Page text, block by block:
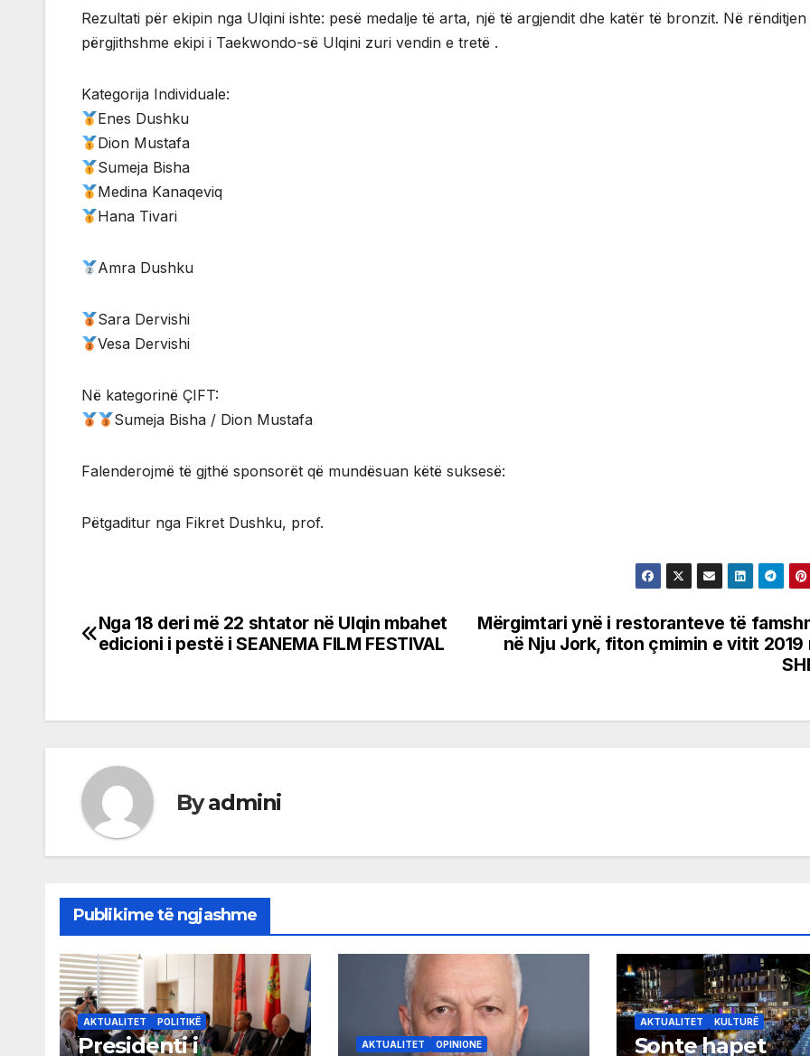
Rezultati për ekipin nga Ulqini ishte: pesë medalje të arta, një të argjendit dhe katër të bronzit. Në rënditjen
përgjithshme ekipi i Taekwondo-së Ulqini zuri vendin e tretë .
Kategorija Individuale:
Enes Dushku
Dion Mustafa
Sumeja Bisha
Medina Kanaqeviq
Hana Tivari
Amra Dushku
Sara Dervishi
Vesa Dervishi
Në kategorinë ÇIFT:
Sumeja Bisha / Dion Mustafa
Falenderojmë të gjthë sponsorët që mundësuan këtë suksesë:
Pëtgaditur nga Fikret Dushku, prof.
Post
Mërgimtari ynë i restoranteve të
në Nju Jork, fiton çmimin e vitit 2019
Nga 18 deri më 22 shtator në Ulqin mbahet
edicioni i pestë i SEANEMA FILM FESTIVAL
Byadmini
Publikime të ngjashme
AKTUALITET POLITIKË
Presidenti i
AKTUALITET OPINIONE
AKTUALITET KULTURË
Sonte hapet